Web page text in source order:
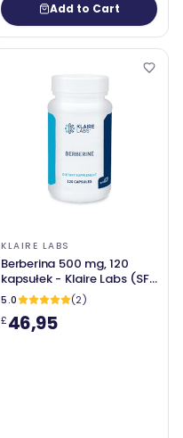
Add to Cart
KLAIRE LABS
Berberina 500 mg, 120
kapsułek - Klaire Labs (SFI
Health)
5.0
(2)
£46,95